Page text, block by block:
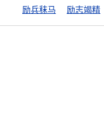
励兵秣马 励志竭精